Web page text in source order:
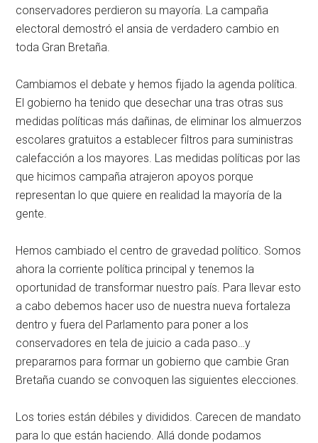
conservadores perdieron su mayoría. La campaña
electoral demostró el ansia de verdadero cambio en
toda Gran Bretaña.
Cambiamos el debate y hemos fijado la agenda política.
El gobierno ha tenido que desechar una tras otras sus
medidas políticas más dañinas, de eliminar los almuerzos
escolares gratuitos a establecer filtros para suministras
calefacción a los mayores. Las medidas políticas por las
que hicimos campaña atrajeron apoyos porque
representan lo que quiere en realidad la mayoría de la
gente.
Hemos cambiado el centro de gravedad político. Somos
ahora la corriente política principal y tenemos la
oportunidad de transformar nuestro país. Para llevar esto
a cabo debemos hacer uso de nuestra nueva fortaleza
dentro y fuera del Parlamento para poner a los
conservadores en tela de juicio a cada paso…y
prepararnos para formar un gobierno que cambie Gran
Bretaña cuando se convoquen las siguientes elecciones.
Los tories están débiles y divididos. Carecen de mandato
para lo que están haciendo. Allá donde podamos